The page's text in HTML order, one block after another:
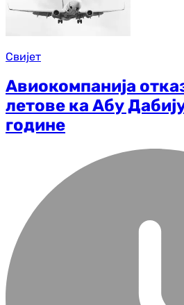
Свијет
Авиокомпанија
летове ка Абу
године